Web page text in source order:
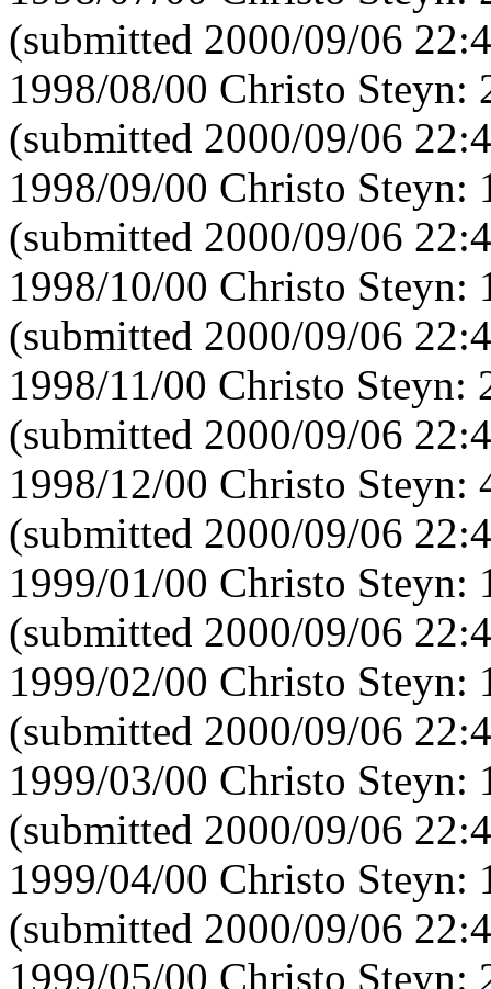
(submitted 2000/09/06
1998/08/00 Christo Steyn:
(submitted 2000/09/06
1998/09/00 Christo Steyn:
(submitted 2000/09/06
1998/10/00 Christo Steyn:
(submitted 2000/09/06
1998/11/00 Christo Steyn:
(submitted 2000/09/06
1998/12/00 Christo Steyn:
(submitted 2000/09/06
1999/01/00 Christo Steyn:
(submitted 2000/09/06
1999/02/00 Christo Steyn:
(submitted 2000/09/06
1999/03/00 Christo Steyn:
(submitted 2000/09/06
1999/04/00 Christo Steyn:
(submitted 2000/09/06
1999/05/00 Christo Steyn: